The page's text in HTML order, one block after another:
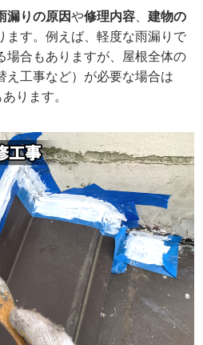
漏りの原因や修理内容 、建物の
ます。例えば、軽度な雨漏りで
場合もありますが、屋根全体の
え工事など）が必要な場合は
ります。